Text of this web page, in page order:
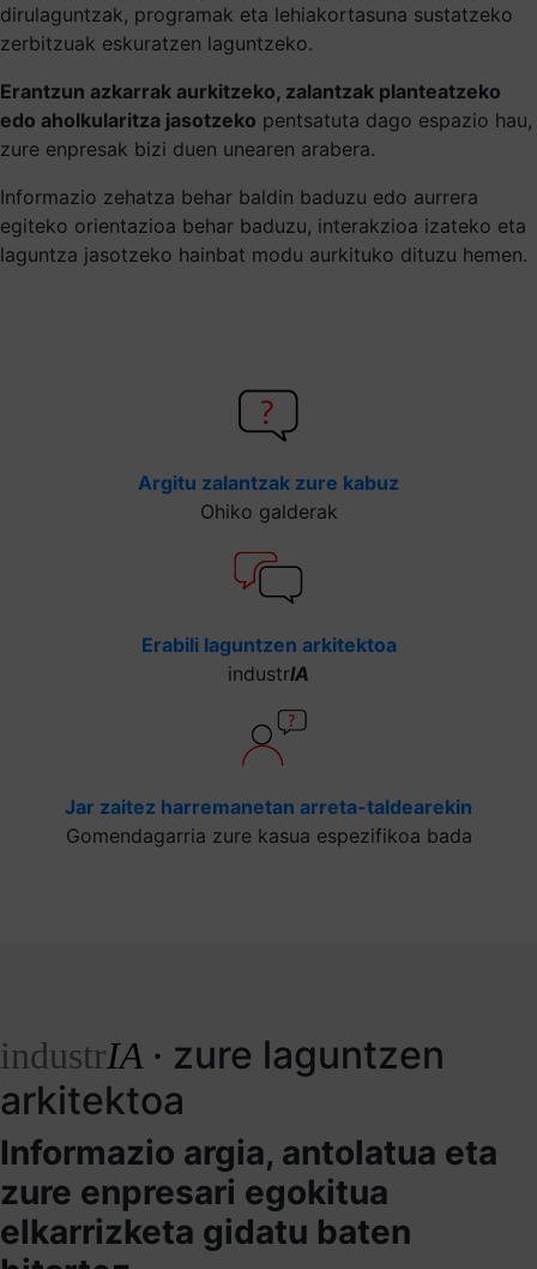
dirulaguntzak, programak eta lehiakortasuna sustatzeko
zerbitzuak eskuratzen laguntzeko.
Erantzun azkarrak aurkitzeko, zalantzak planteatzeko
edo aholkularitza jasotzeko pentsatuta dago espazio hau,
zure enpresak bizi duen unearen arabera.
Informazio zehatza behar baldin baduzu edo aurrera
egiteko orientazioa behar baduzu, interakzioa izateko eta
laguntza jasotzeko hainbat modu aurkituko dituzu hemen.
Argitu zalantzak zure kabuz
Ohiko galderak
Erabili laguntzen arkitektoa
industrIA
Jar zaitez harremanetan arreta-taldearekin
Gomendagarria zure kasua espezifikoa bada
industrIA · zure laguntzen
arkitektoa
Informazio argia, antolatua eta
zure enpresari egokitua
elkarrizketa gidatu baten